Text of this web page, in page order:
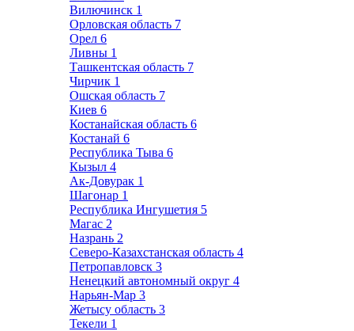
Вилючинск 1
Орловская область 7
Орел 6
Ливны 1
Ташкентская область 7
Чирчик 1
Ошская область 7
Киев 6
Костанайская область 6
Костанай 6
Республика Тыва 6
Кызыл 4
Ак-Довурак 1
Шагонар 1
Республика Ингушетия 5
Магас 2
Назрань 2
Северо-Казахстанская область 4
Петропавловск 3
Ненецкий автономный округ 4
Нарьян-Мар 3
Жетысу область 3
Текели 1